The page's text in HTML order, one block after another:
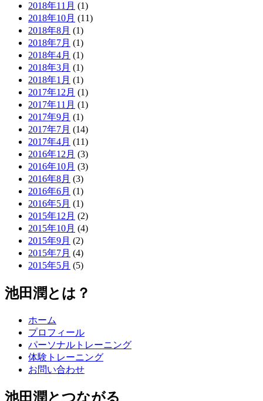
2018年11月 (1)
2018年10月 (11)
2018年8月 (1)
2018年7月 (1)
2018年4月 (1)
2018年3月 (1)
2018年1月 (1)
2017年12月 (1)
2017年11月 (1)
2017年9月 (1)
2017年7月 (14)
2017年4月 (11)
2016年12月 (3)
2016年10月 (3)
2016年8月 (3)
2016年6月 (1)
2016年5月 (1)
2015年12月 (2)
2015年10月 (4)
2015年9月 (2)
2015年7月 (4)
2015年5月 (5)
池田潤とは？
ホーム
プロフィール
パーソナルトレーニング
体験トレーニング
お問い合わせ
池田潤とつながる